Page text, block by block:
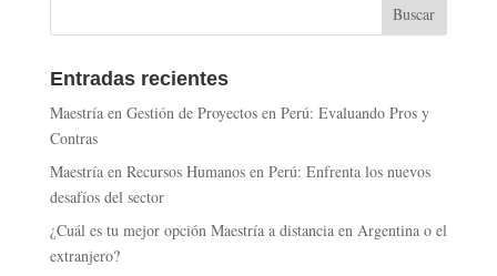
Entradas recientes
Maestría en Gestión de Proyectos en Perú: Evaluando Pros y
Contras
Maestría en Recursos Humanos en Perú: Enfrenta los nuevos
desafíos del sector
¿Cuál es tu mejor opción Maestría a distancia en Argentina o el
extranjero?